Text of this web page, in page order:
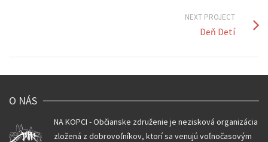
NEXT PROJECT
Deň Detí
O NÁS
NA KOPCI - Občianske združenie je nezisková organizácia
zložená z dobrovoľníkov, ktorí sa venujú voľnočasovým